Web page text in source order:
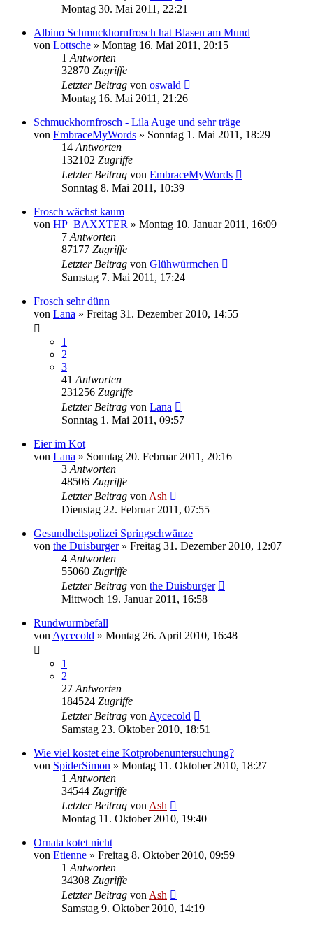
Montag 30. Mai 2011, 22:21
Albino Schmuckhornfrosch hat Blasen am Mund
von Lottsche » Montag 16. Mai 2011, 20:15
1 Antworten
32870 Zugriffe
Letzter Beitrag von oswald
Montag 16. Mai 2011, 21:26
Schmuckhornfrosch - Lila Auge und sehr träge
von EmbraceMyWords » Sonntag 1. Mai 2011, 18:29
14 Antworten
132102 Zugriffe
Letzter Beitrag von EmbraceMyWords
Sonntag 8. Mai 2011, 10:39
Frosch wächst kaum
von HP_BAXXTER » Montag 10. Januar 2011, 16:09
7 Antworten
87177 Zugriffe
Letzter Beitrag von Glühwürmchen
Samstag 7. Mai 2011, 17:24
Frosch sehr dünn
von Lana » Freitag 31. Dezember 2010, 14:55
1
2
3
41 Antworten
231256 Zugriffe
Letzter Beitrag von Lana
Sonntag 1. Mai 2011, 09:57
Eier im Kot
von Lana » Sonntag 20. Februar 2011, 20:16
3 Antworten
48506 Zugriffe
Letzter Beitrag von Ash
Dienstag 22. Februar 2011, 07:55
Gesundheitspolizei Springschwänze
von the Duisburger» Freitag 31. Dezember 2010, 12:07
4 Antworten
55060 Zugriffe
Letzter Beitrag von the Duisburger
Mittwoch 19. Januar 2011, 16:58
Rundwurmbefall
von Aycecold » Montag 26. April 2010, 16:48
1
2
27 Antworten
184524 Zugriffe
Letzter Beitrag von Aycecold
Samstag 23. Oktober 2010, 18:51
Wie viel kostet eine Kotprobenuntersuchung?
von SpiderSimon » Montag 11. Oktober 2010, 18:27
1 Antworten
34544 Zugriffe
Letzter Beitrag von Ash
Montag 11. Oktober 2010, 19:40
Ornata kotet nicht
von Etienne » Freitag 8. Oktober 2010, 09:59
1 Antworten
34308 Zugriffe
Letzter Beitrag von Ash
Samstag 9. Oktober 2010, 14:19